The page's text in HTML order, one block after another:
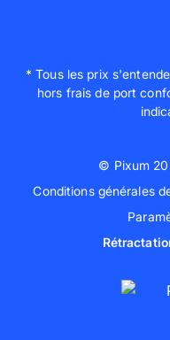
* Tous les prix
hors frais de port
© Pixum
Conditions générales